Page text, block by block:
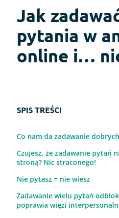
Jak
pytania w
online i…
SPIS TREŚCI
Co nam da zadawanie
Czujesz, że zadawanie pytań
stroną? Nic straconego!
Nie pytasz = nie wiesz
Zadawanie wielu pytań
poprawia więzi